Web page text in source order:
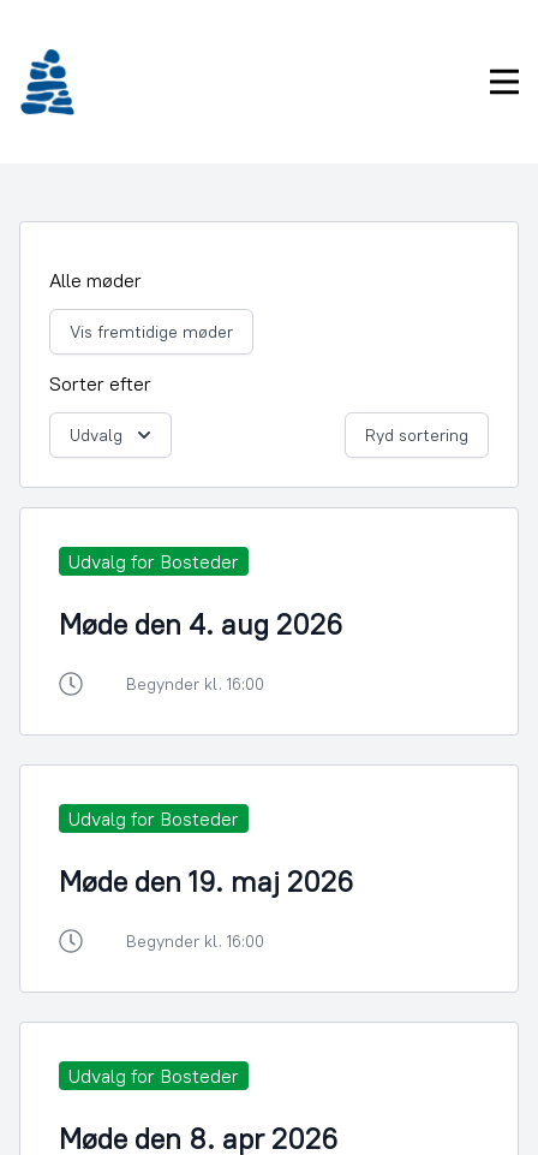
indhold
Alle møder
Vis fremtidige møder
Sorter efter
Udvalg Ryd sortering
Udvalg for Bosteder
Møde den 4. aug 2026
Begynder kl. 16:00
Udvalg for Bosteder
Møde den 19. maj 2026
Begynder kl. 16:00
Udvalg for Bosteder
Møde den 8. apr 2026